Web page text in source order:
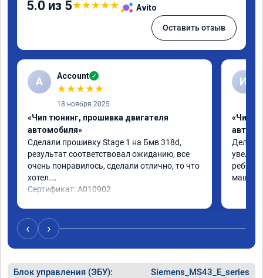
5.0 из 5★★★★★ Avito
Оставить отзыв
A Account ✓
★★★★★
18 ноября 2025
«Чип тюнинг, прошивка двигателя
автомобиля»
Сделали прошивку Stage 1 на Бмв 318d,
результат соответствовал ожиданию, все
очень понравилось, сделали отлично, то что
хотел.
Сертификат: A010902
И
«Чип
Делали
ребята
машина
‹ ›
Блок управления (ЭБУ): Siemens_MS43_E_series